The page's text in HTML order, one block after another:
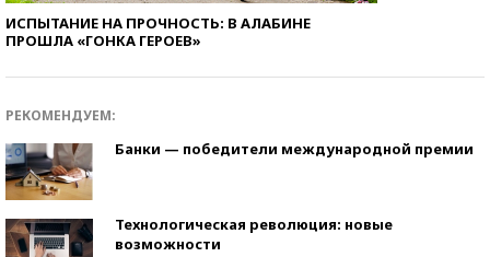
ИСПЫТАНИЕ НА ПРОЧНОСТЬ: В АЛАБИНЕ
ПРОШЛА «ГОНКА ГЕРОЕВ»
РЕКОМЕНДУЕМ:
Банки — победители международной премии
Технологическая революция: новые
возможности